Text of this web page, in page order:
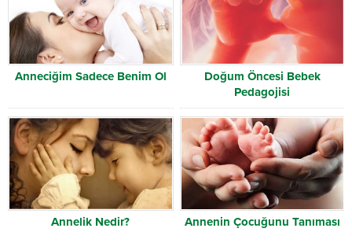
Anneciğim Sadece Benim Ol
Doğum Öncesi Bebek
Pedagojisi
Annelik Nedir? Annenin Çocuğunu Tanıması